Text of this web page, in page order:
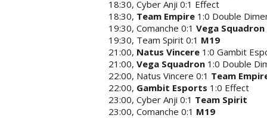
18:30, Cyber Anji 0:1 Effect
18:30, Team Empire 1:0 Double
19:30, Comanche 0:1 Vega Squadron
19:30, Team Spirit 0:1 M19
21:00, Natus Vincere 1:0 Gambit
21:00, Vega Squadron 1:0 Double
22:00, Natus Vincere 0:1 Team
22:00, Gambit Esports 1:0 Effect
23:00, Cyber Anji 0:1 Team Spirit
23:00, Comanche 0:1 M19